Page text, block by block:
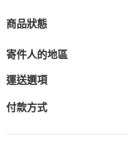
商品狀態
寄件人的地區
運送選項
付款方式